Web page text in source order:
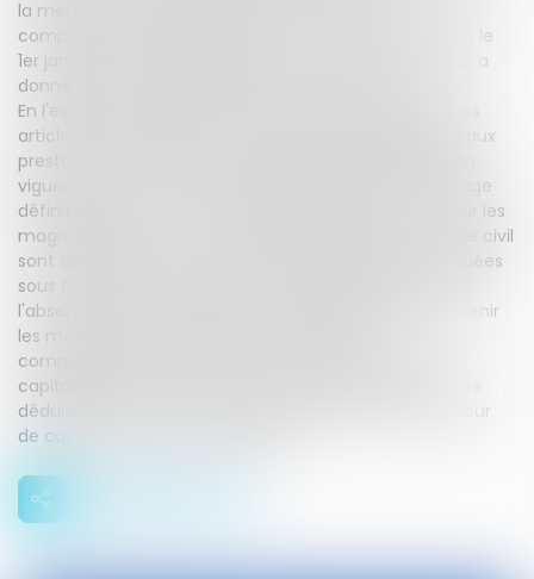
la même loi, sont applicables aux prestations
compensatoires allouées avant son entrée en vigueur, le
1er janvier 2005, sauf lorsque la succession du débiteur a
donné lieu à un partage définitif à cette date.
En l'espèce, les juges du fond avaient considéré que les
articles 280 et 280-1 du code civil étaient applicables aux
prestations compensatoires allouées avant l'entrée en
vigueur de la loi du 26 mai 2004 en l'absence de partage
définitif intervenu entre les différents héritiers. Or, pour les
magistrats de la Cour, les articles 280 et 280-1 du code civil
sont applicables aux prestations compensatoires allouées
sous forme de rente avant le 1er juillet 2000. Ainsi, en
l'absence d'accord des héritiers du défunt pour maintenir
les modalités de règlement de la prestation
compensatoire sous forme de rente, celle-ci était
capitalisée en raison du décès du débiteur, ce dont il se
déduisait que l'action en révision est irrecevable. La Cour
de cassation casse l'arrêt d'appel.